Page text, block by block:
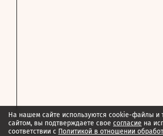
На нашем сайте используются cookie-файлы и
сайтом, вы подтверждаете свое согласие на
соответствии с Политикой в отношении